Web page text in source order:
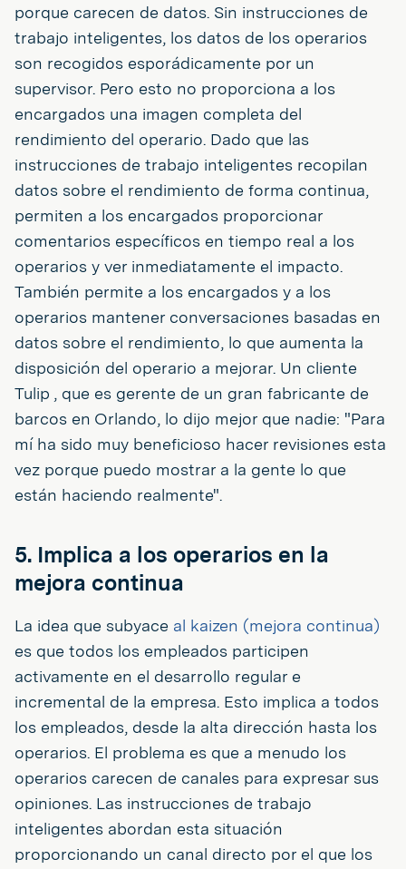
porque carecen de datos. Sin instrucciones de
trabajo inteligentes, los datos de los operarios
son recogidos esporádicamente por un
supervisor. Pero esto no proporciona a los
encargados una imagen completa del
rendimiento del operario. Dado que las
instrucciones de trabajo inteligentes recopilan
datos sobre el rendimiento de forma continua,
permiten a los encargados proporcionar
comentarios específicos en tiempo real a los
operarios y ver inmediatamente el impacto.
También permite a los encargados y a los
operarios mantener conversaciones basadas en
datos sobre el rendimiento, lo que aumenta la
disposición del operario a mejorar. Un cliente
Tulip , que es gerente de un gran fabricante de
barcos en Orlando, lo dijo mejor que nadie: "Para
mí ha sido muy beneficioso hacer revisiones esta
vez porque puedo mostrar a la gente lo que
están haciendo realmente".
5. Implica a los operarios en la
mejora continua
La idea que subyace al kaizen (mejora continua)
es que todos los empleados participen
activamente en el desarrollo regular e
incremental de la empresa. Esto implica a todos
los empleados, desde la alta dirección hasta los
operarios. El problema es que a menudo los
operarios carecen de canales para expresar sus
opiniones. Las instrucciones de trabajo
inteligentes abordan esta situación
proporcionando un canal directo por el que los